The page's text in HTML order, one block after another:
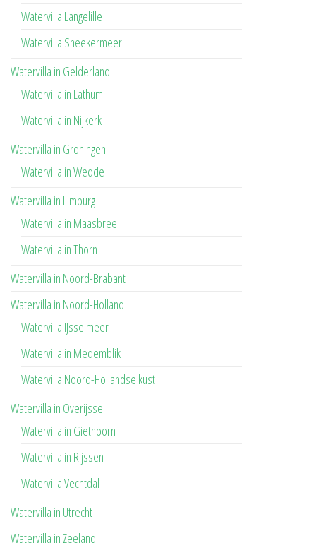
Watervilla Langelille
Watervilla Sneekermeer
Watervilla in Gelderland
Watervilla in Lathum
Watervilla in Nijkerk
Watervilla in Groningen
Watervilla in Wedde
Watervilla in Limburg
Watervilla in Maasbree
Watervilla in Thorn
Watervilla in Noord-Brabant
Watervilla in Noord-Holland
Watervilla IJsselmeer
Watervilla in Medemblik
Watervilla Noord-Hollandse kust
Watervilla in Overijssel
Watervilla in Giethoorn
Watervilla in Rijssen
Watervilla Vechtdal
Watervilla in Utrecht
Watervilla in Zeeland